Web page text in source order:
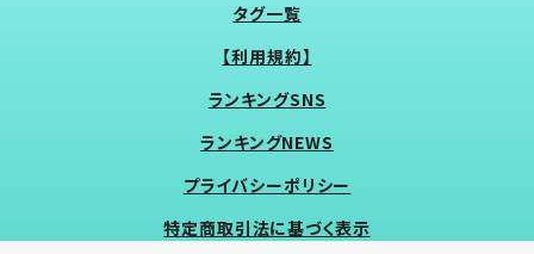
タグ一覧
【利用規約】
ランキングSNS
ランキングNEWS
プライバシーポリシー
特定商取引法に基づく表示